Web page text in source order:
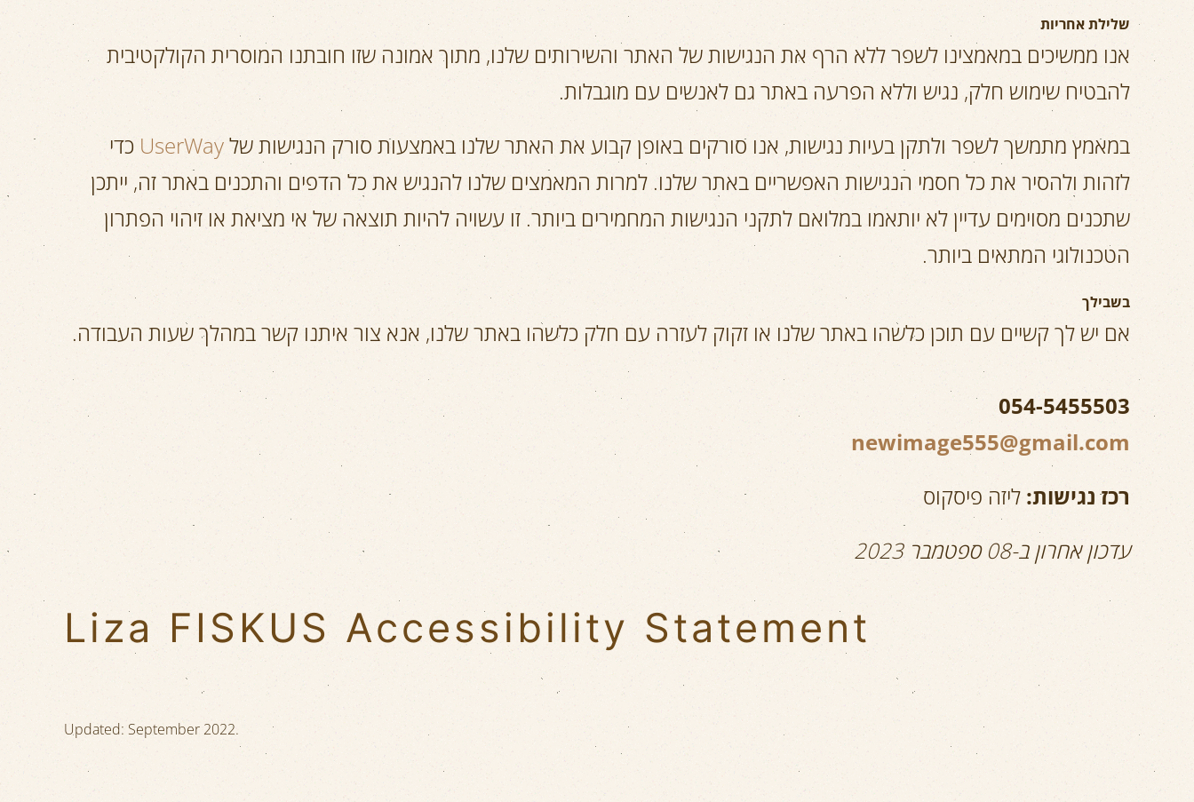
שלילתאחריות
אנו ממשיכים במאמצינו לשפר ללא הרף את הנגישות של האתר והשירותים שלנו, מתוך אמונה שזו חובתנו המוסרית הקולקטיבית
להבטיח שימוש חלק, נגיש וללא הפרעה באתר גם לאנשים עם מוגבלות.
במאמץ מתמשך לשפר ולתקן בעיות נגישות, אנו סורקים באופן קבוע את האתר שלנו באמצעות סורק הנגישות שלUserWay כדי
לזהות ולהסיר את כל חסמי הנגישות האפשריים באתר שלנו. למרות המאמצים שלנו להנגיש את כל הדפים והתכנים באתר זה, ייתכן
שתכנים מסוימים עדיין לא יותאמו במלואם לתקני הנגישות המחמירים ביותר. זו עשויה להיות תוצאה של אי מציאת או זיהוי הפתרון
הטכנולוגי המתאים ביותר.
בשבילך
אם יש לך קשיים עם תוכן כלשהו באתר שלנו או זקוק לעזרה עם חלק כלשהו באתר שלנו, אנא צור איתנו קשר במהלך שעות העבודה.
054-5455503
newimage555@gmail.com
רכז נגישות: ליזה פיסקוס
עדכון אחרון ב-08 ספטמבר 2023
Liza FISKUS Accessibility Statement
Updated: September 2022.